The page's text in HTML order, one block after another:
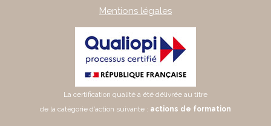
Mentions légales
La certification qualité a été délivrée au titre
de la catégorie d’action suivante : actions de formation